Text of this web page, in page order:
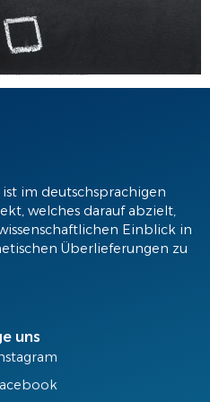
ist im deutschsprachigen
welches darauf abzielt,
Einblick in
Überlieferungen zu
uns